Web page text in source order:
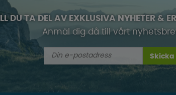
DU TA DEL AV EXKLUSIVA NYHETER &
Anmäl dig då till vårt
Skicka